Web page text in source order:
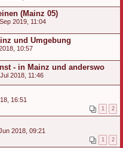
(Mainz 05)
2019, 11:04
und Umgebung
10:57
- in Mainz und anderswo
2018, 11:46
16:51
1 2
2018, 09:21
1 2